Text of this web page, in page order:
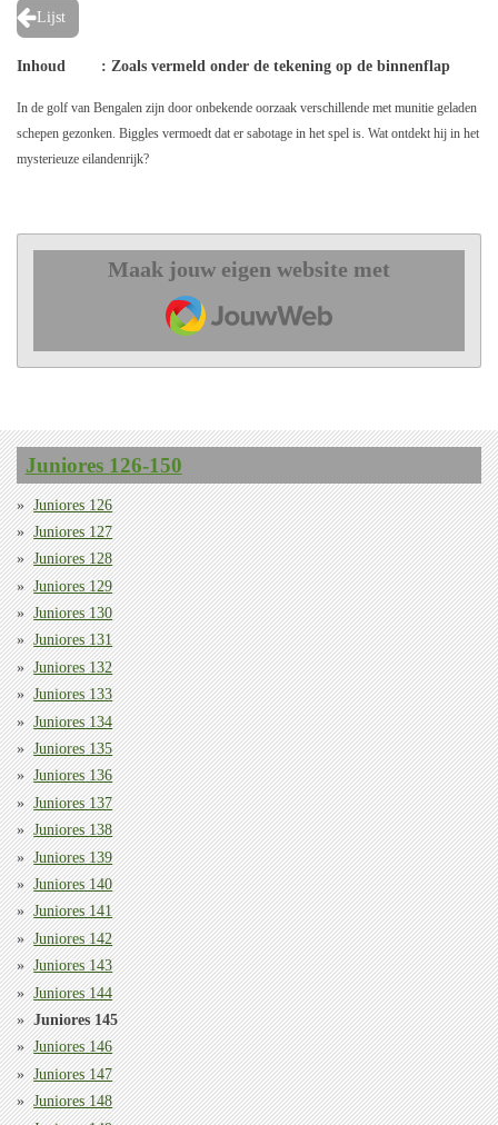
Lijst
Inhoud : Zoals vermeld onder de tekening op de binnenflap
In de golf van Bengalen zijn door onbekende oorzaak verschillende met munitie geladen
schepen gezonken. Biggles vermoedt dat er sabotage in het spel is. Wat ontdekt hij in het
mysterieuze eilandenrijk?
Maak jouw eigen website met
JouwWeb
Juniores 126-150
Juniores 126
Juniores 127
Juniores 128
Juniores 129
Juniores 130
Juniores 131
Juniores 132
Juniores 133
Juniores 134
Juniores 135
Juniores 136
Juniores 137
Juniores 138
Juniores 139
Juniores 140
Juniores 141
Juniores 142
Juniores 143
Juniores 144
Juniores 145
Juniores 146
Juniores 147
Juniores 148